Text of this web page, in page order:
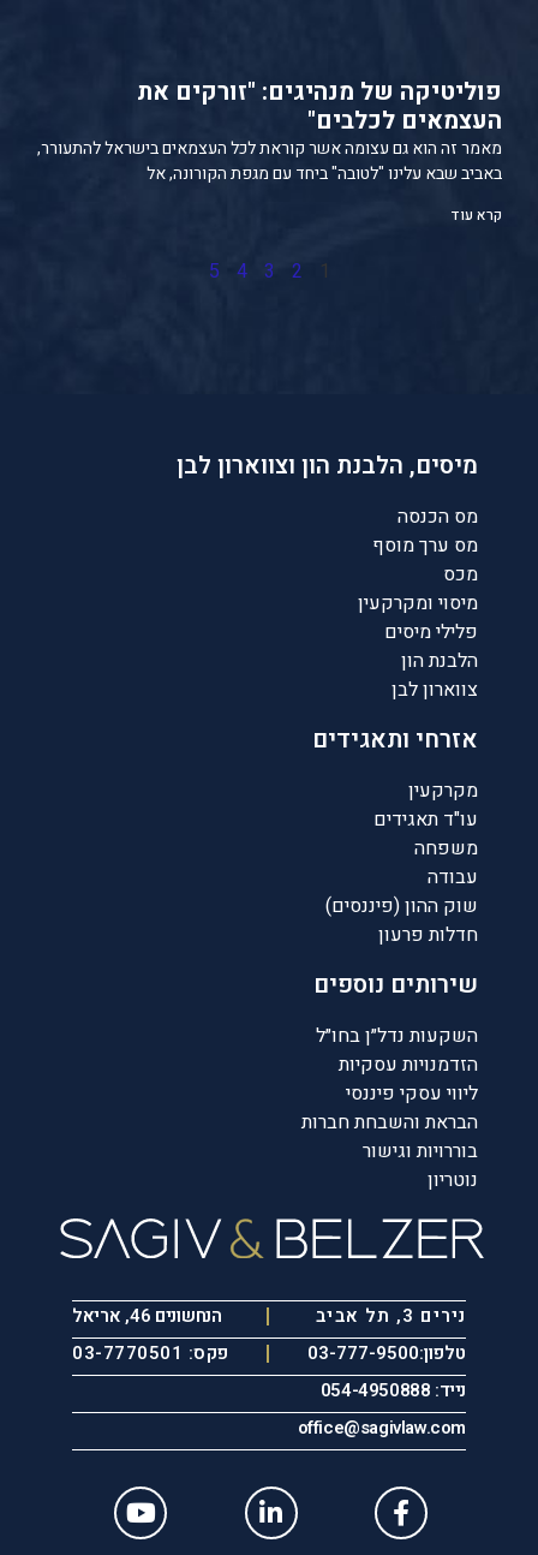
פוליטיקה של מנהיגים: "זורקים את
העצמאים לכלבים"
מאמר זה הוא גם עצומה אשר קוראת לכל העצמאים בישראל להתעורר,
באביב שבא עלינו "לטובה" ביחד עם מגפת הקורונה, אל
קרא עוד
1
2
3
4
5
מיסים, הלבנת הון וצווארון לבן
מס הכנסה
מס ערך מוסף
מכס
מיסוי ומקרקעין
פלילי מיסים
הלבנת הון
צווארון לבן
אזרחי ותאגידים
מקרקעין
עו"ד תאגידים
משפחה
עבודה
שוק ההון (פיננסים)
חדלות פרעון
שירותים נוספים
השקעות נדל״ן בחו״ל
הזדמנויות עסקיות
ליווי עסקי פיננסי
הבראת והשבחת חברות
בוררויות וגישור
נוטריון
נירים 3, תל אביב
הנחשונים 46, אריאל
טלפון:03-777-9500
פקס: 03-7770501
נייד: 054-4950888
office@sagivlaw.com